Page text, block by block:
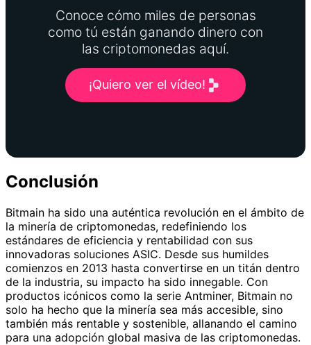
Conoce cómo miles de personas
como tú están ganando dinero con
las criptomonedas aquí.
¡Quiero ver el vídeo!
Conclusión
Bitmain ha sido una auténtica revolución en el ámbito de
la minería de criptomonedas, redefiniendo los
estándares de eficiencia y rentabilidad con sus
innovadoras soluciones ASIC. Desde sus humildes
comienzos en 2013 hasta convertirse en un titán dentro
de la industria, su impacto ha sido innegable. Con
productos icónicos como la serie Antminer, Bitmain no
solo ha hecho que la minería sea más accesible, sino
también más rentable y sostenible, allanando el camino
para una adopción global masiva de las criptomonedas.